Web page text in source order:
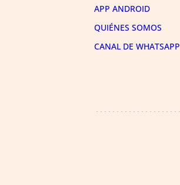
APP ANDROID
QUIÉNES SOMOS
CANAL DE WHATSAPP